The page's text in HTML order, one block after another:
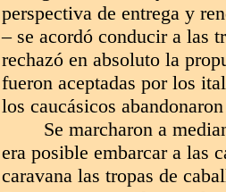
perspectiva de entrega y
– se acordó conducir a las
rechazó en absoluto la
fueron aceptadas por los
los caucásicos
Se marcharon a
era posible embarcar a las
caravana las tropas de